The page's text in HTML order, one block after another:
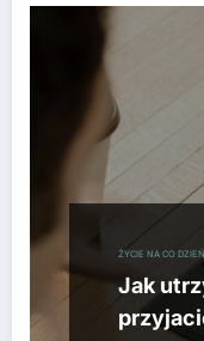
ŻYCIE NA CO DZIEŃ
Jak